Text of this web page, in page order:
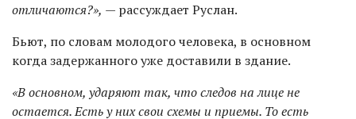
отличаются?», — рассуждает Руслан.
Бьют, по словам молодого человека, в основном
когда задержанного уже доставили в здание.
«В основном, ударяют так, что следов на лице не
остается. Есть у них свои схемы и приемы. То есть